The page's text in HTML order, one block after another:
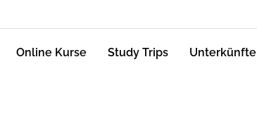
Online Kurse Study Trips Unterkünfte